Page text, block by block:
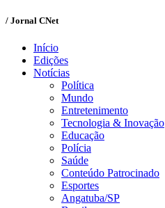
/ Jornal CNet
Início
Edições
Notícias
Política
Mundo
Entretenimento
Tecnologia & Inovação
Educação
Polícia
Saúde
Conteúdo Patrocinado
Esportes
Angatuba/SP